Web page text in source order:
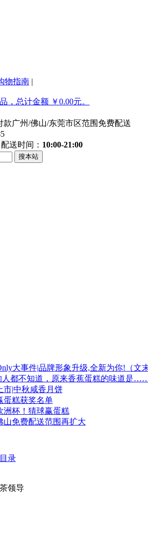
物指南|
，总计金额 ￥0.00元。
款广州/佛山/东莞市区范围免费配送
送时间： 10:00-21:00
大事件|品牌形象升级,全新为你!（文
人都不知道，原来香蕉蛋糕的味道是
市|中秋咸香月饼
蛋糕获奖名单
洲杯！猜球赢蛋糕
山免费配送范围再扩大
录
领导